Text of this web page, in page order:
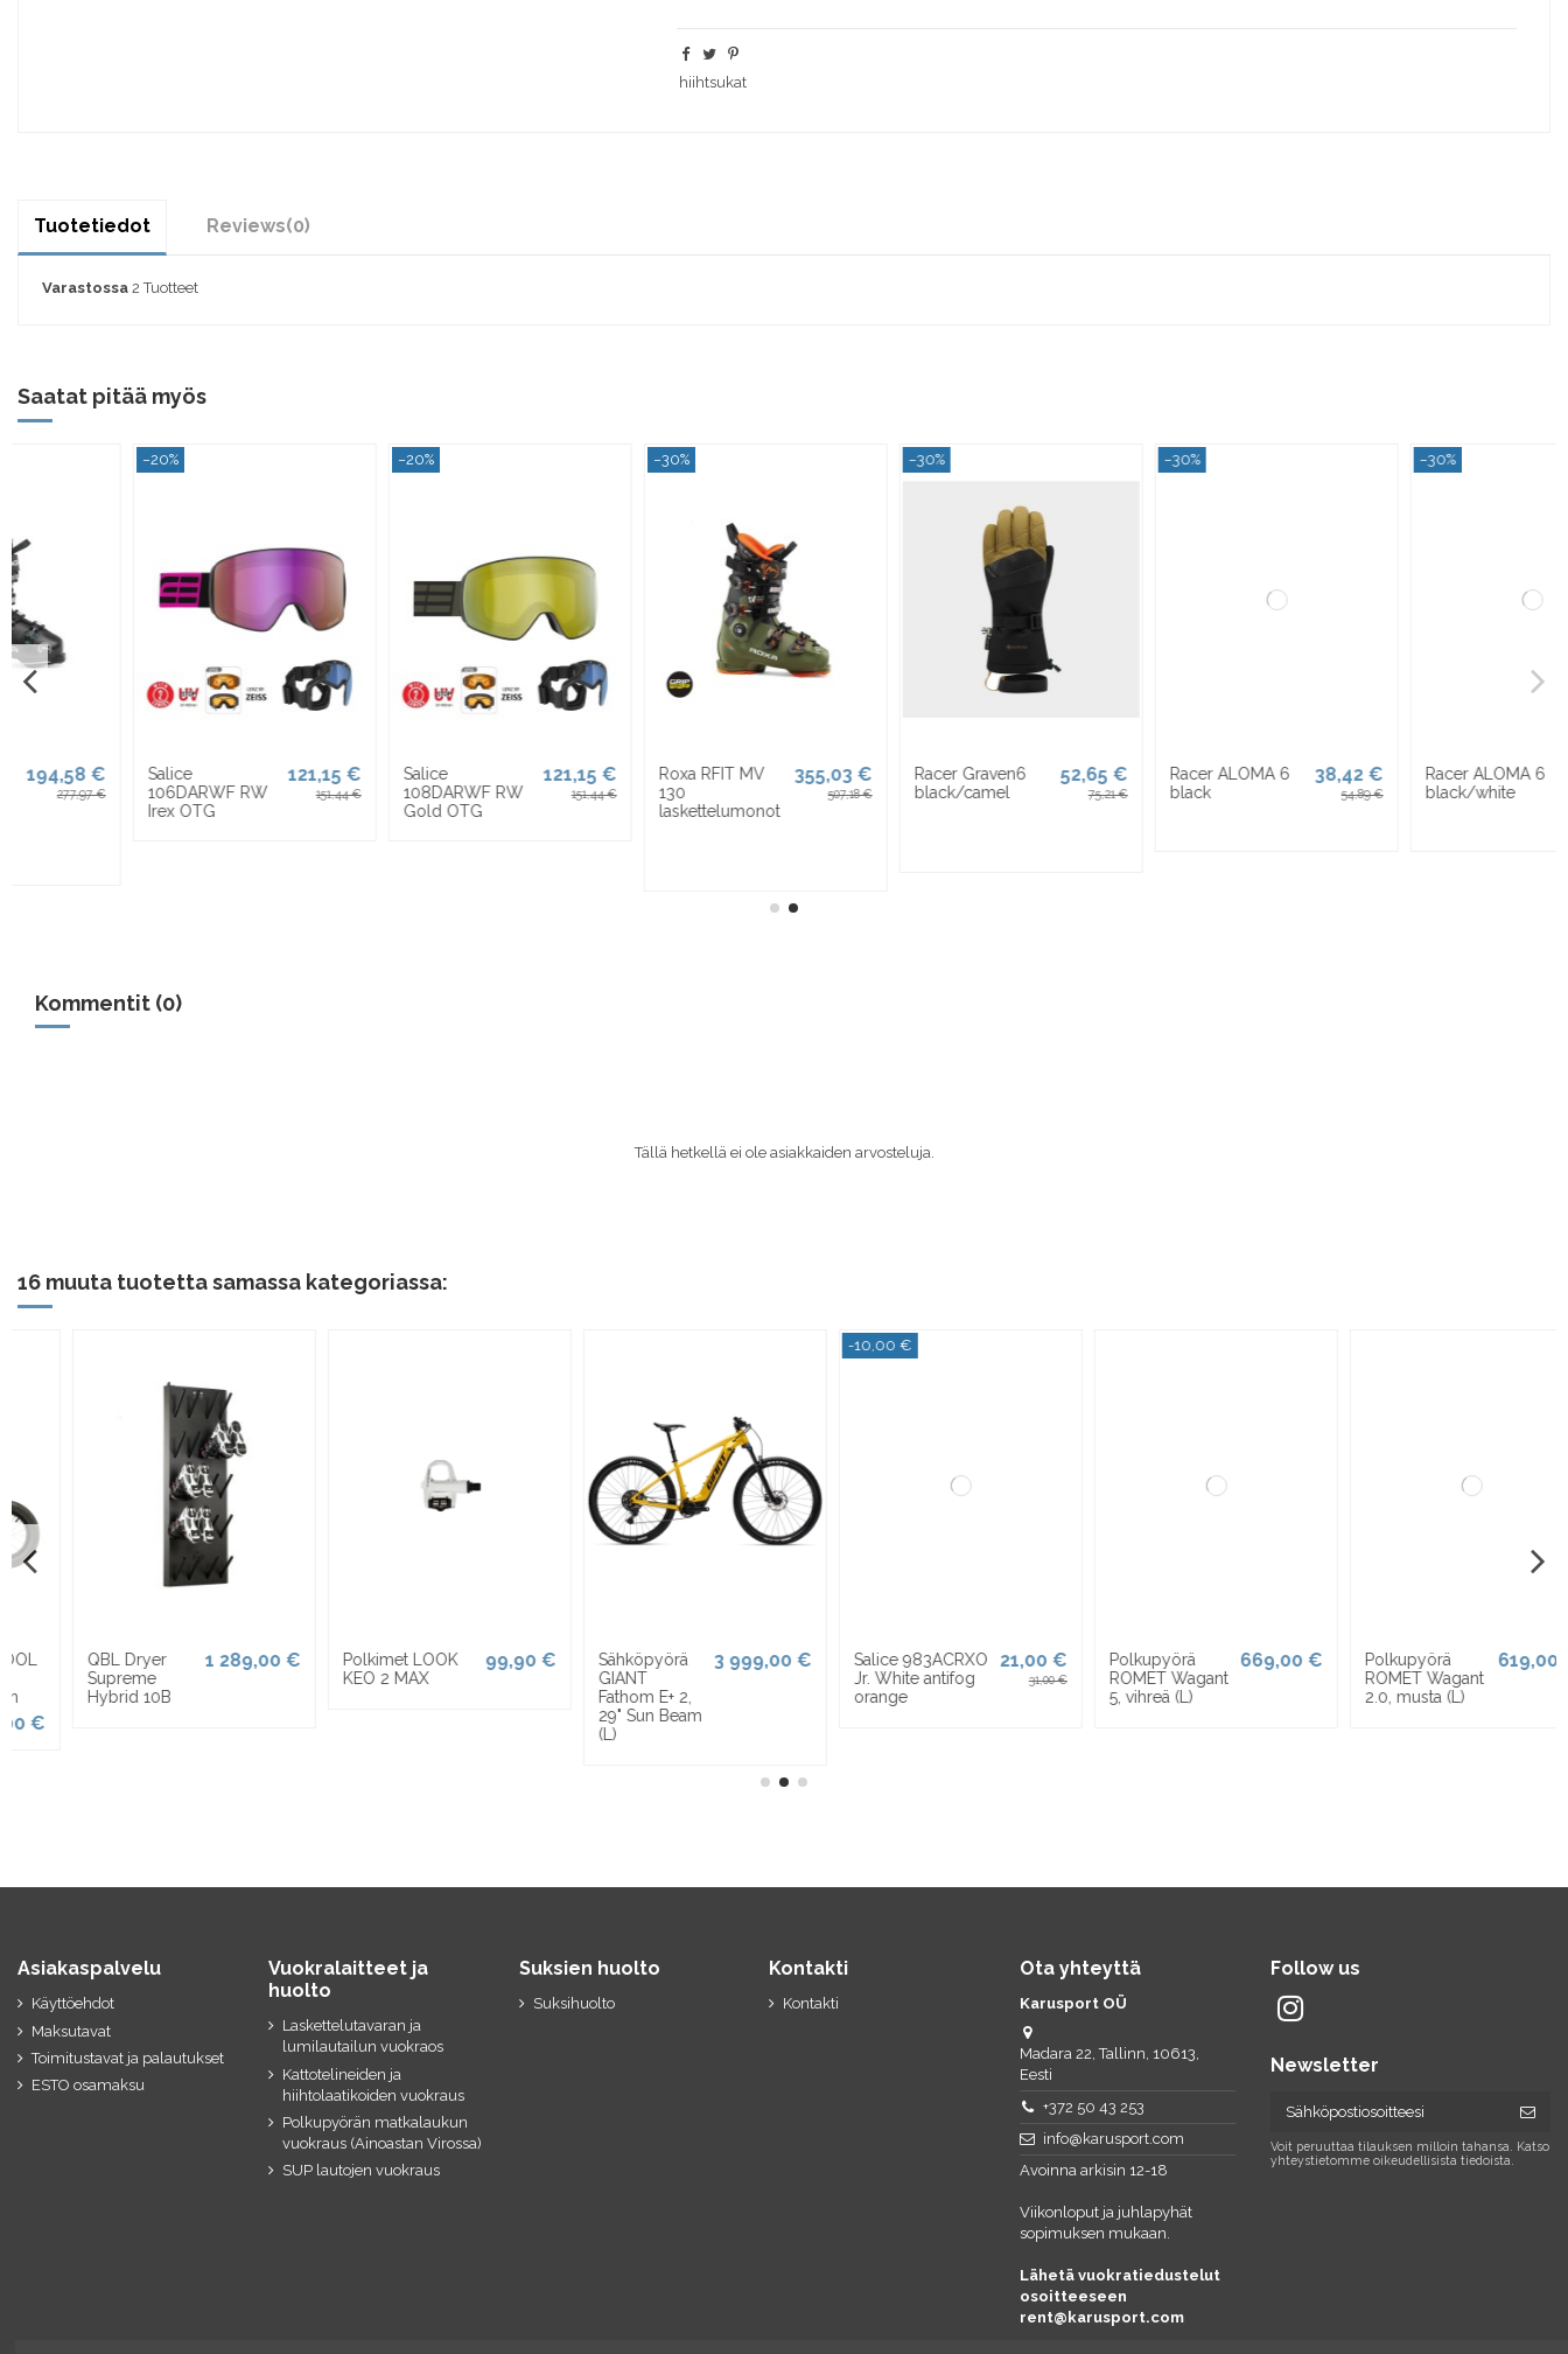
hiihtsukat
Tuotetiedot Reviews(0)
Varastossa 2 Tuotteet
Saatat pitää myös
Salice
108DARWF RW
121,15 €
151,44 €
Roxa RFIT MV
130
laskettelumonot
355,03 €
507,18 €
Racer Graven6
black/camel
52,65 €
Racer ALOMA 6
black
38,42 €
54,89 €
Racer ALOMA 6
black/white
38,42 €
Racer Logic 5
black/red
38,42 €
54,89 €
Kommentit (0)
Tällä hetkellä ei ole asiakkaiden arvosteluja.
16 muuta tuotetta samassa kategoriassa:
Salice 983ACRXO
Jr. White antifog
orange
21,00 €
Polkupyörä
ROMET Wagant
669,00 €
Polkupyörä
ROMET Wagant
2.0, musta (L)
619,00 €
Racer Nita6
black/grey
49,80 €
Viking Nino
blue/black setti
30,00 €
Maantiepyörä
GIANT TCR
Advanced 1
3 399,00 €
Asiakaspalvelu
Käyttöehdot
Maksutavat
Toimitustavat ja palautukset
ESTO osamaksu
Vuokralaitteet ja
huolto
Laskettelutavaran ja
lumilautailun vuokraos
Kattotelineiden ja
hiihtolaatikoiden vuokraus
Polkupyörän matkalaukun
vuokraus (Ainoastan Virossa)
SUP lautojen vuokraus
Suksien huolto
Suksihuolto
Kontakti
Kontakti
Ota yhteyttä
Karusport OÜ
Madara 22, Tallinn, 10613,
Eesti
+372 50 43 253
info@karusport.com
Avoinna arkisin 12-18
Viikonloput ja juhlapyhät
sopimuksen mukaan.
Lähetä vuokratiedustelut
osoitteeseen
rent@karusport.com
Follow us
Newsletter
Voit peruuttaa tilauksen milloin tahansa. Katso
yhteystietomme oikeudellisista tiedoista.